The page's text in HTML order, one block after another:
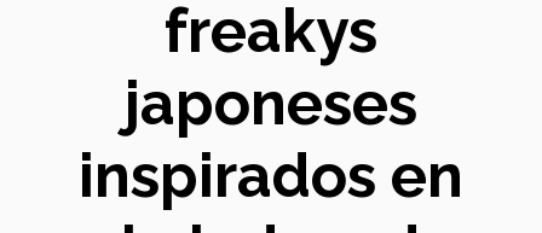
freakys
japoneses
inspirados en